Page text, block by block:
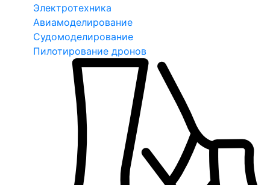
Электротехника
Авиамоделирование
Судомоделирование
Пилотирование дронов